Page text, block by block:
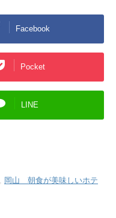
Facebook
Pocket
LINE
岡山 朝食が美味しいホテ